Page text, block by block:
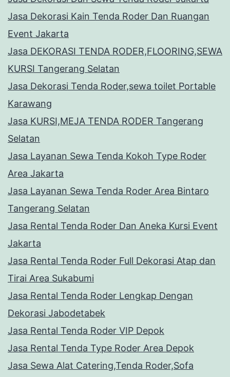
Jasa Dekorasi Kain Tenda Roder Dan Ruangan
Event Jakarta
Jasa DEKORASI TENDA RODER,FLOORING,SEWA
KURSI Tangerang Selatan
Jasa Dekorasi Tenda Roder,sewa toilet Portable
Karawang
Jasa KURSI,MEJA TENDA RODER Tangerang
Selatan
Jasa Layanan Sewa Tenda Kokoh Type Roder
Area Jakarta
Jasa Layanan Sewa Tenda Roder Area Bintaro
Tangerang Selatan
Jasa Rental Tenda Roder Dan Aneka Kursi Event
Jakarta
Jasa Rental Tenda Roder Full Dekorasi Atap dan
Tirai Area Sukabumi
Jasa Rental Tenda Roder Lengkap Dengan
Dekorasi Jabodetabek
Jasa Rental Tenda Roder VIP Depok
Jasa Rental Tenda Type Roder Area Depok
Jasa Sewa Alat Catering,Tenda Roder,Sofa